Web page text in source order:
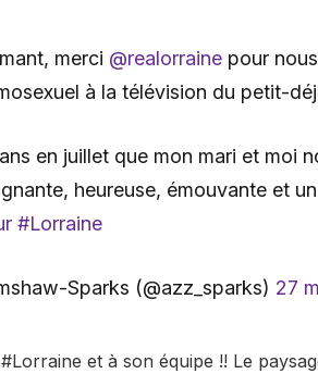
merci @realorrainepour nous
à la télévision du petit-
en juillet que mon mari et moi
heureuse, émouvante et
#Lorraine
Sparks (@azz_sparks) 27
et à son équipe !! Le